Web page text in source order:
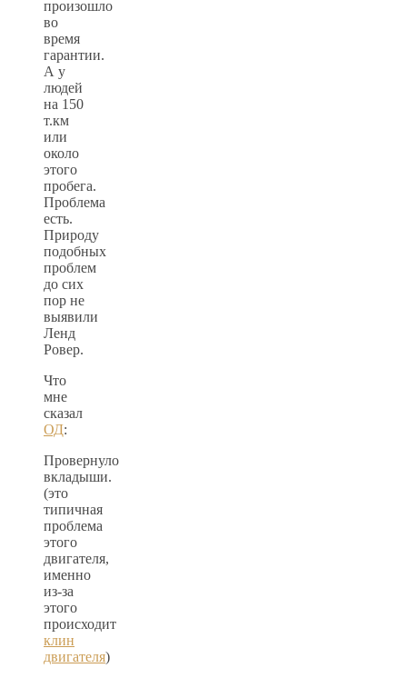
произошло
во
время
гарантии.
А у
людей
на 150
т.км
или
около
этого
пробега.
Проблема
есть.
Природу
подобных
проблем
до сих
пор не
выявили
Ленд
Ровер.
Что
мне
сказал
ОД:
Провернуло
вкладыши.
(это
типичная
проблема
этого
двигателя,
именно
из-за
этого
происходит
клин
двигателя)